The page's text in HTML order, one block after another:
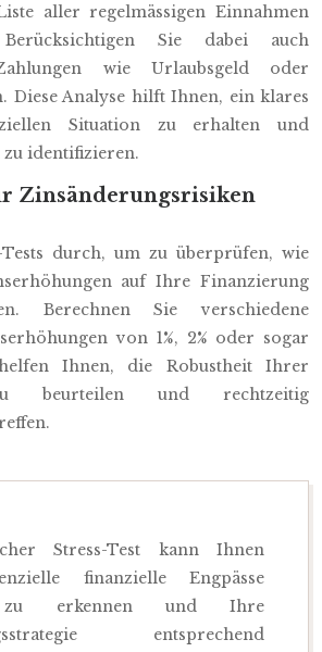
aller regelmässigen Einnahmen
Sie dabei auch
wie Urlaubsgeld oder
Diese Analyse hilft Ihnen, ein klares
Situation zu erhalten und
zu identifizieren.
Zinsänderungsrisiken
Tests durch, um zu überprüfen, wie
auf Ihre Finanzierung
Berechnen Sie verschiedene
von 1%, 2% oder sogar
Ihnen, die Robustheit Ihrer
beurteilen und rechtzeitig
Stress-Test kann Ihnen
finanzielle Engpässe
zu erkennen und Ihre
entsprechend